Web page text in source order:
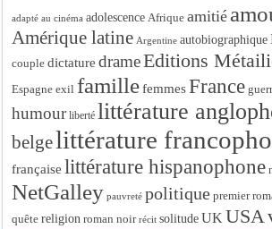
adapté au cinéma adolescence Afrique amitié
Amérique latine Argentine autobiographique
couple dictature drameEditions
Espagne exil famille femmes France
humour liberté littérature
belgelittérature
française littérature hispanophone
NetGalley pauvreté politique premier
quête religion roman noir récit solitude UK USA